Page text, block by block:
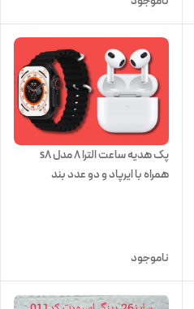
پک هدیه ساعت الترا ۸ مدل s8
همراه با ایرپاد و دو عدد بند
ناموجود